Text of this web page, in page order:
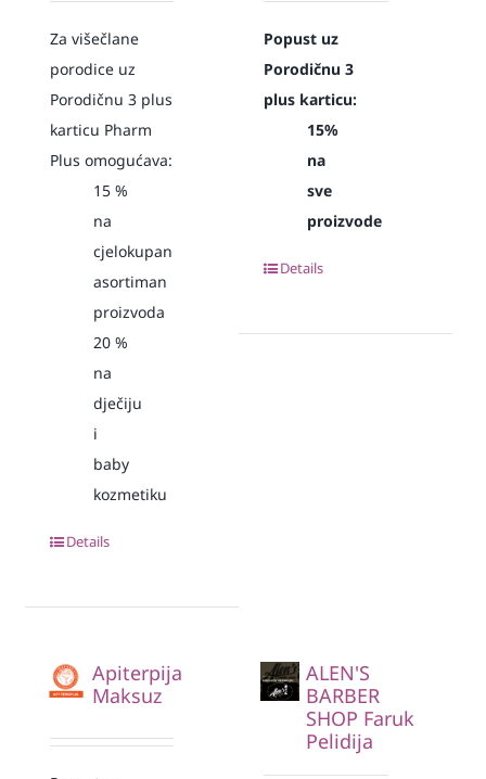
Za višečlane
porodice uz
Porodičnu 3 plus
karticu Pharm
Plus omogućava:
15 %
na
cjelokupan
asortiman
proizvoda
20 %
na
dječiju
i
baby
kozmetiku
Details
Popust uz
Porodičnu 3
plus karticu:
15%
na
sve
proizvode
Details
Apiterpija
Maksuz
ALEN'S
BARBER
SHOP Faruk
Pelidija